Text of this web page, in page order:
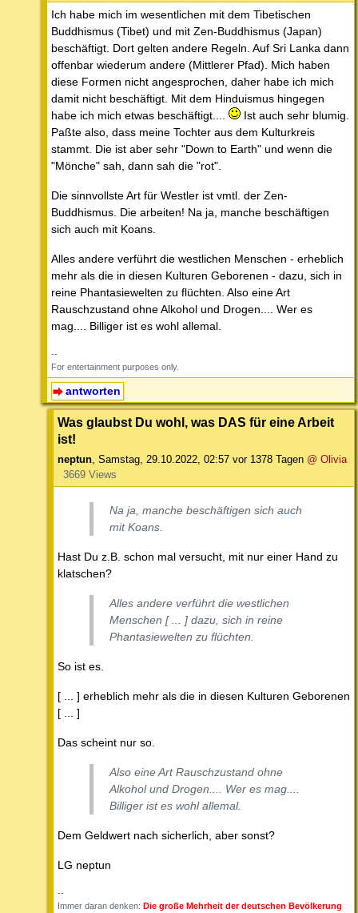
Ich habe mich im wesentlichen mit dem Tibetischen
Buddhismus (Tibet) und mit Zen-Buddhismus (Japan)
beschäftigt. Dort gelten andere Regeln. Auf Sri Lanka dann
offenbar wiederum andere (Mittlerer Pfad). Mich haben
diese Formen nicht angesprochen, daher habe ich mich
damit nicht beschäftigt. Mit dem Hinduismus hingegen
habe ich mich etwas beschäftigt....
Ist auch sehr blumig.
Paßte also, dass meine Tochter aus dem Kulturkreis
stammt. Die ist aber sehr "Down to Earth" und wenn die
"Mönche" sah, dann sah die "rot".
Die sinnvollste Art für Westler ist vmtl. der Zen-
Buddhismus. Die arbeiten! Na ja, manche beschäftigen
sich auch mit Koans.
Alles andere verführt die westlichen Menschen - erheblich
mehr als die in diesen Kulturen Geborenen - dazu, sich in
reine Phantasiewelten zu flüchten. Also eine Art
Rauschzustand ohne Alkohol und Drogen.... Wer es
mag.... Billiger ist es wohl allemal.
--
For entertainment purposes only.
antworten
Was glaubst Du wohl, was DAS für eine Arbeit
ist!
neptun, Samstag, 29.10.2022, 02:57 vor 1378 Tagen @ Olivia
3669 Views
Na ja, manche beschäftigen sich auch
mit Koans.
Hast Du z.B. schon mal versucht, mit nur einer Hand zu
klatschen?
Alles andere verführt die westlichen
Menschen [ ... ] dazu, sich in reine
Phantasiewelten zu flüchten.
So ist es.
[ ... ] erheblich mehr als die in diesen Kulturen Geborenen
[ ... ]
Das scheint nur so.
Also eine Art Rauschzustand ohne
Alkohol und Drogen.... Wer es mag....
Billiger ist es wohl allemal.
Dem Geldwert nach sicherlich, aber sonst?
LG neptun
--
Immer daran denken: Die große Mehrheit der deutschen Bevölkerung